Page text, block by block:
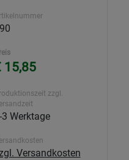
15,85
zzgl.
3 Werktage
Versandkosten